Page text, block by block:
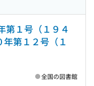
第１号（１９４
年第１２号（１
全国の図書館